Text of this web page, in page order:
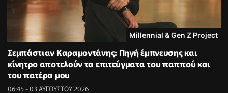
Millennial & Gen Z Project
Σεμπάστιαν Καραμοντάνης: Πηγή έμπνευσης και
κίνητρο αποτελούν τα επιτεύγματα του παππού και
του πατέρα μου
06:45 - 03 ΑΥΓΟΥΣΤΟΥ 2026